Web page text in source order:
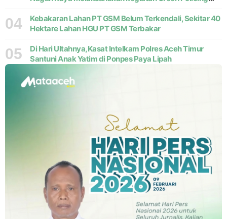
Kecamatan Beutong, Kabupaten
04
Kebakaran Lahan PT GSM Belum Terkendali, Sekitar 40
Hektare Lahan HGU PT GSM Terbakar
05
Di Hari Ultahnya,Kasat Intelkam Polres Aceh Timur
Santuni Anak Yatim di Ponpes Paya Lipah